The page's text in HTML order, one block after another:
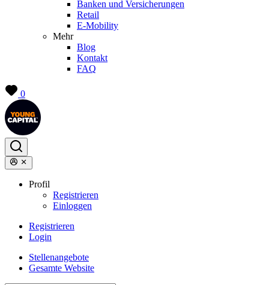
Banken und Versicherungen
Retail
E-Mobility
Mehr
Blog
Kontakt
FAQ
0
Profil
Registrieren
Einloggen
Registrieren
Login
Stellenangebote
Gesamte Website